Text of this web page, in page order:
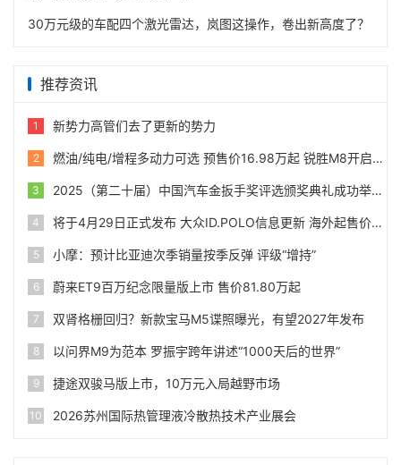
30万元级的车配四个激光雷达，岚图这操作，卷出新高度了？
推荐资讯
1 新势力高管们去了更新的势力
2 燃油/纯电/增程多动力可选 预售价16.98万起 锐胜M8开启预售
3 2025（第二十届）中国汽车金扳手奖评选颁奖典礼成功举办
4 将于4月29日正式发布 大众ID.POLO信息更新 海外起售价24990欧
5 小摩：预计比亚迪次季销量按季反弹 评级“增持”
6 蔚来ET9百万纪念限量版上市 售价81.80万起
7 双肾格栅回归？新款宝马M5谍照曝光，有望2027年发布
8 以问界M9为范本 罗振宇跨年讲述“1000天后的世界”
9 捷途双骏马版上市，10万元入局越野市场
10 2026苏州国际热管理液冷散热技术产业展会